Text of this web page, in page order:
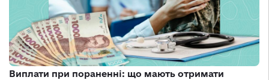
Виплати при пораненні: що мають отримати